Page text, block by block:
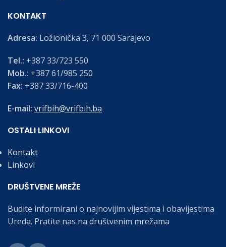
KONTAKT
Adresa: Ložionička 3, 71 000 Sarajevo
Tel.: +387 33/723 550
Mob.: +387 61/985 250
Fax: +387 33/716-400
E-mail: vrifbih@vrifbih.ba
OSTALI LINKOVI
Kontakt
Linkovi
DRUŠTVENE MREŽE
Budite informirani o najnovijim vijestima i obavijestima
Ureda. Pratite nas na društvenim mrežama